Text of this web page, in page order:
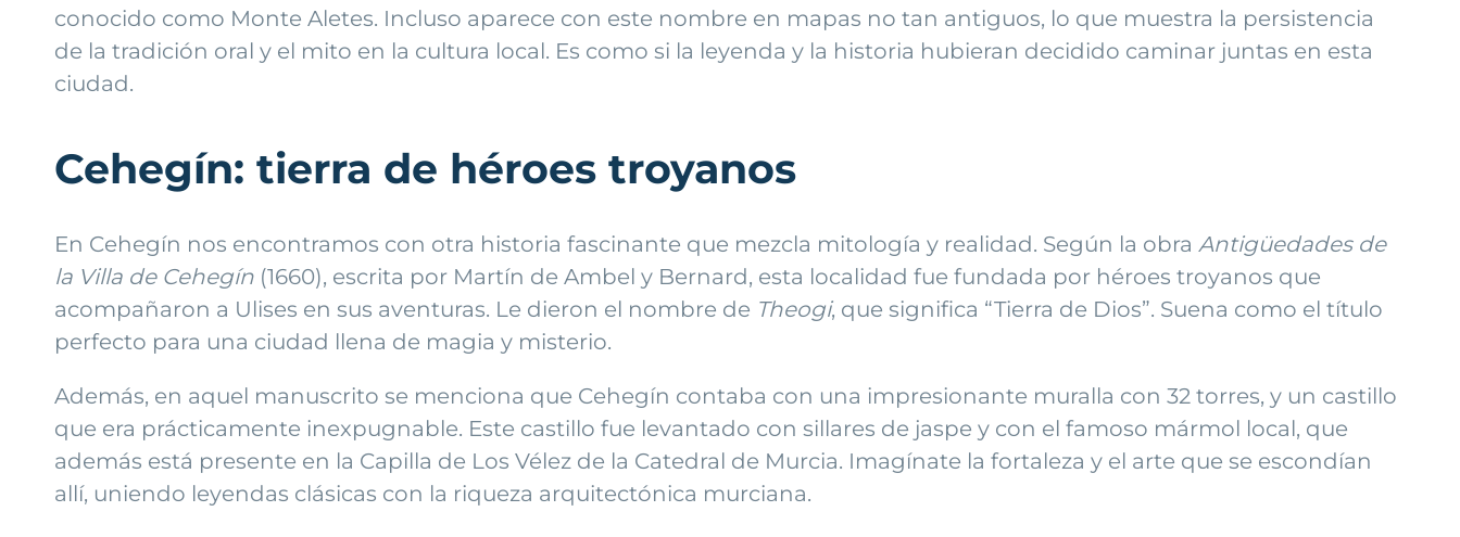
conocido como Monte Aletes. Incluso aparece con este nombre en mapas no tan antiguos, lo que muestra la persistencia
de la tradición oral y el mito en la cultura local. Es como si la leyenda y la historia hubieran decidido caminar juntas en esta
ciudad.
Cehegín: tierra de héroes troyanos
En Cehegín nos encontramos con otra historia fascinante que mezcla mitología y realidad. Según la obra Antigüedades de
la Villa de Cehegín (1660), escrita por Martín de Ambel y Bernard, esta localidad fue fundada por héroes troyanos que
acompañaron a Ulises en sus aventuras. Le dieron el nombre de Theogi, que significa “Tierra de Dios”. Suena como el título
perfecto para una ciudad llena de magia y misterio.
Además, en aquel manuscrito se menciona que Cehegín contaba con una impresionante muralla con 32 torres, y un castillo
que era prácticamente inexpugnable. Este castillo fue levantado con sillares de jaspe y con el famoso mármol local, que
además está presente en la Capilla de Los Vélez de la Catedral de Murcia. Imagínate la fortaleza y el arte que se escondían
allí, uniendo leyendas clásicas con la riqueza arquitectónica murciana.